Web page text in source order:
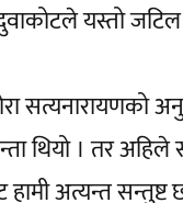
यस्तो जटिल
सत्यनारायणको
थियो । तर
अत्यन्त सन्तुष्ट